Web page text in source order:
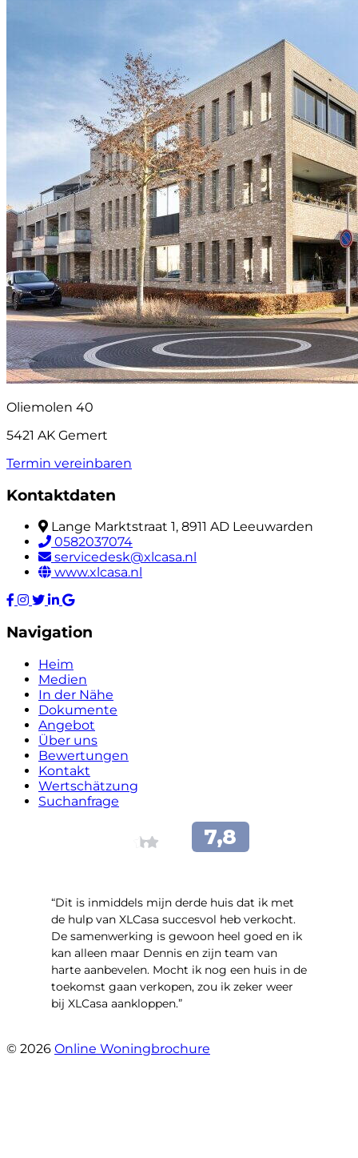
Oliemolen 40
5421 AK Gemert
Termin vereinbaren
Kontaktdaten
Lange Marktstraat 1, 8911 AD Leeuwarden
0582037074
servicedesk@xlcasa.nl
www.xlcasa.nl
Navigation
Heim
Medien
In der Nähe
Dokumente
Angebot
Über uns
Bewertungen
Kontakt
Wertschätzung
Suchanfrage
“Dit is inmiddels mijn derde huis dat ik met
de hulp van XLCasa succesvol heb verkocht.
De samenwerking is gewoon heel goed en ik
kan alleen maar Dennis en zijn team van
harte aanbevelen. Mocht ik nog een huis in de
toekomst gaan verkopen, zou ik zeker weer
bij XLCasa aankloppen.”
© 2026 Online Woningbrochure